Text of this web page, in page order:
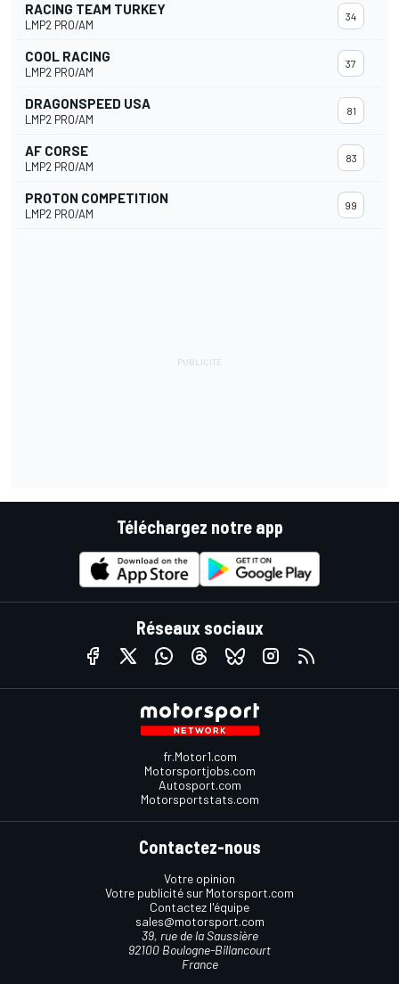
RACING TEAM TURKEY
LMP2 PRO/AM
34
COOL RACING
LMP2 PRO/AM
37
DRAGONSPEED USA
LMP2 PRO/AM
81
AF CORSE
LMP2 PRO/AM
83
PROTON COMPETITION
LMP2 PRO/AM
99
Téléchargez notre app
Réseaux sociaux
fr.Motor1.com
Motorsportjobs.com
Autosport.com
Motorsportstats.com
Contactez-nous
Votre opinion
Votre publicité sur Motorsport.com
Contactez l'équipe
sales@motorsport.com
39, rue de la Saussière
92100 Boulogne-Billancourt
France